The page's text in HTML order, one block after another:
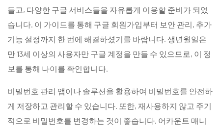
들고, 다양한 구글 서비스들을 자유롭게 이용할 준비가 되었
습니다. 이 가이드를 통해 구글 회원가입부터 보안 관리, 추가
기능 설정까지 한 번에 해결하셨기를 바랍니다. 생년월일은
만 13세 이상의 사용자만 구글 계정을 만들 수 있으므로, 이 정
보를 통해 나이를 확인합니다.
비밀번호 관리 앱이나 솔루션을 활용하여 비밀번호를 안전하
게 저장하고 관리할 수 있습니다. 또한, 재사용하지 않고 주기
적으로 비밀번호를 변경하는 것이 좋습니다. 어카운트 매니